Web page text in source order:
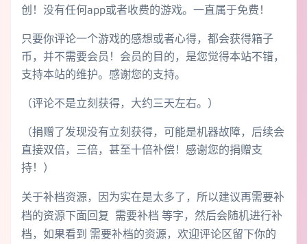
创！没有任何app或者收费的游戏。一直属于免费！
只要你评论一个游戏的感想或者心得，都会获得箱子
币，并不需要会员！会员的目的，是您觉得本站不错，
支持本站的维护。感谢您的支持。
（评论不是立刻获得，大约三天左右。）
（捐赠了发现没有立刻获得，可能是机器故障，后续会
直接双倍，三倍，甚至十倍补偿！感谢您的捐赠支
持！）
关于补档资源，因为实在是太多了，所以建议再需要补
档的资源下面回复 需要补档 等字，然后会随机进行补
档，如果看到 需要补档的资源，欢迎评论区留下你的